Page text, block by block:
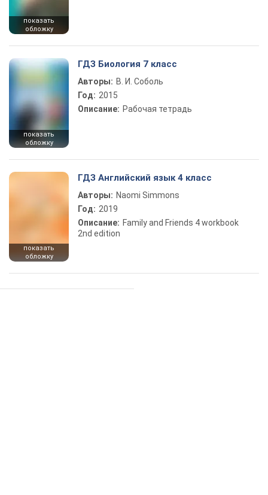
показать
обложку
показать
обложку
ГДЗ Биология 7 класс
Авторы: В. И. Соболь
Год: 2015
Описание: Рабочая тетрадь
показать
обложку
ГДЗ Английский язык 4 класс
Авторы: Naomi Simmons
Год: 2019
Описание: Family and Friends 4 workbook
2nd edition